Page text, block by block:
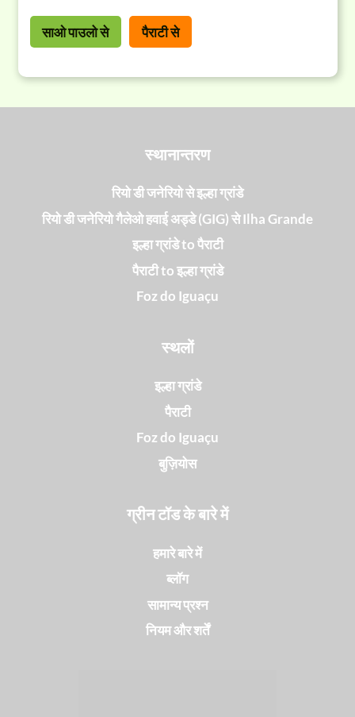
साओ पाउलो से पैराटी से
स्थानान्तरण
रियो डी जनेरियो से इल्हा ग्रांडे
रियो डी जनेरियो गैलेओ हवाई अड्डे (GIG) से Ilha Grande
इल्हा ग्रांडे to पैराटी
पैराटी to इल्हा ग्रांडे
Foz do Iguaçu
स्थलों
इल्हा ग्रांडे
पैराटी
Foz do Iguaçu
बुज़ियोस
ग्रीन टॉड के बारे में
हमारे बारे में
ब्लॉग
सामान्य प्रश्न
नियम और शर्तें